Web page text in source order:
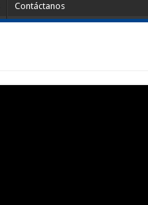
Contáctanos